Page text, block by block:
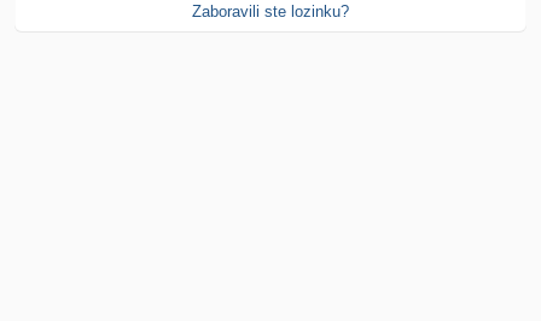
Zaboravili ste lozinku?